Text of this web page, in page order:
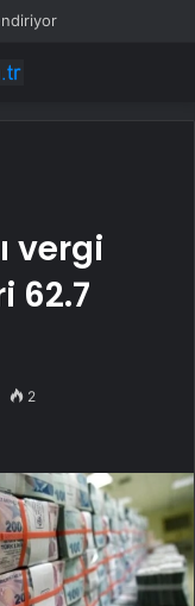
vergi
62.7
2